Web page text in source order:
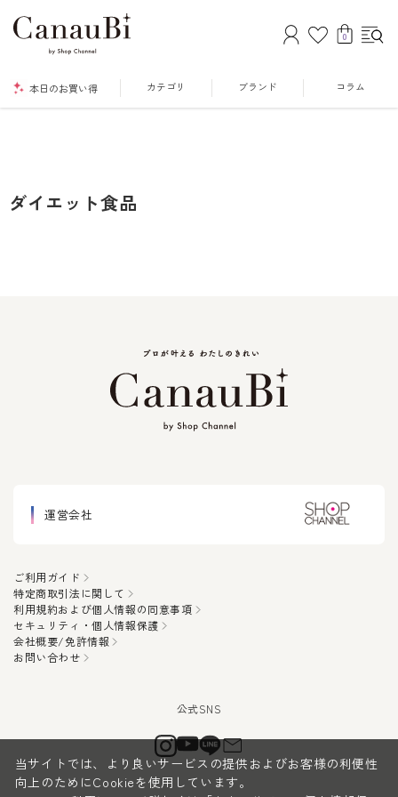
0
本日のお買い得 カテゴリ ブランド コラム
ダイエット食品
運営会社
ご利用ガイド
特定商取引法に関して
利用規約および個人情報の同意事項
セキュリティ・個人情報保護
会社概要/免許情報
お問い合わせ
当サイトでは、より良いサービスの提供およびお客様の利便性
向上のためにCookieを使用しています。